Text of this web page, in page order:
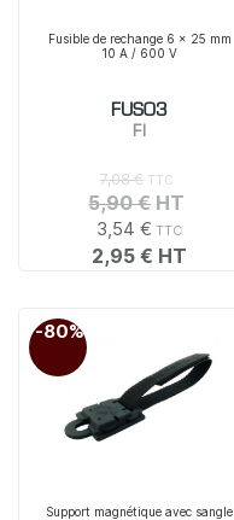
Fusible de rechange 6 x 25 mm
10 A / 600 V
FUS03
FI
3,54 €
2,95 €
7,08 €
5,90 €
Support magnétique avec sangle
-80%